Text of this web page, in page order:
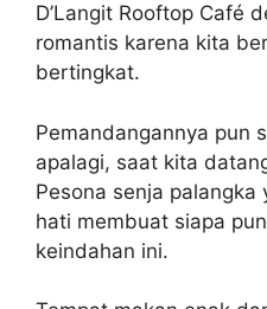
D’Langit Rooftop Café
romantis karena kita
bertingkat.
Pemandangannya pun
apalagi, saat kita
Pesona senja
hati membuat siapa
keindahan ini.